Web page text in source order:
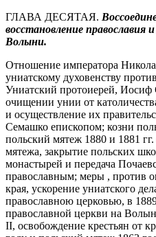
ГЛАВА ДЕСЯТАЯ.
восстановление православия
Волыни.
Отношение императора
униатскому духовенству
Униатский протоиерей,
очищении унии от
и осуществление их
Семашко епископом; козни
польский мятеж 1880 и 1881
мятежа, закрытие польских
монастырей и передача
православным; меры , против
края, ускорение униатского
православною церковью, в
православной церкви на
II, освобождение крестьян от